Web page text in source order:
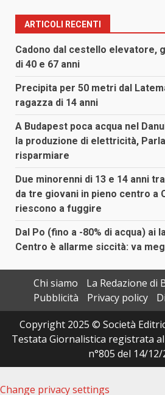
ARTICOLI RECENTI
Cadono dal cestello elevatore,
di 40 e 67 anni
Precipita per 50 metri dal
ragazza di 14 anni
A Budapest poca acqua nel
la produzione di elettricità,
risparmiare
Due minorenni di 13 e 14 anni
da tre giovani in pieno centro a
riescono a fuggire
Dal Po (fino a -80% di acqua) ai
Centro è allarme siccità: va
Chi siamo
La Redazione di
Pubblicità
Privacy policy
Copyright 2025 © Società
Testata Giornalistica registrata
n°805 del 14/12/
Change privacy settings